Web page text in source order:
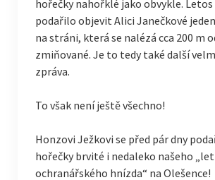
hořečky nahořklé jako obvykle. Letos
podařilo objevit Alici Janečkové
na stráni, která se nalézá cca 200 m
zmiňované. Je to tedy také další
zpráva.
To však není ještě všechno!
Honzovi Ježkovi se před pár dny
hořečky brvité i nedaleko našeho
ochranářského hnízda“ na Olešence!